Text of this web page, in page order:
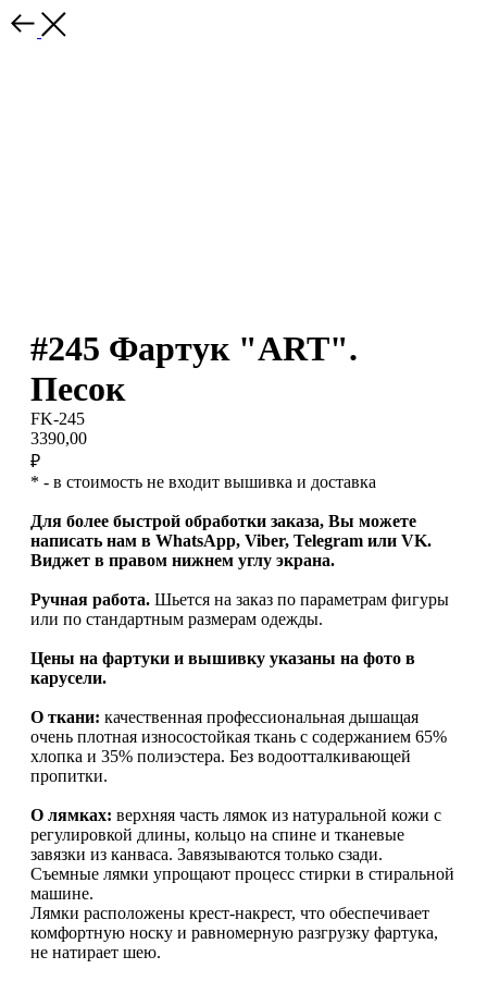
#245 Фартук "ART".
Песок
FK-245
3390,00
₽
* - в стоимость не входит вышивка и доставка
Для более быстрой обработки заказа, Вы можете
написать нам в WhatsApp, Viber, Telegram или VK.
Виджет в правом нижнем углу экрана.
Ручная работа. Шьется на заказ по параметрам фигуры
или по стандартным размерам одежды.
Цены на фартуки и вышивку указаны на фото в
карусели.
О ткани: качественная профессиональная дышащая
очень плотная износостойкая ткань с содержанием 65%
хлопка и 35% полиэстера. Без водоотталкивающей
пропитки.
О лямках: верхняя часть лямок из натуральной кожи с
регулировкой длины, кольцо на спине и тканевые
завязки из канваса. Завязываются только сзади.
Съемные лямки упрощают процесс стирки в стиральной
машине.
Лямки расположены крест-накрест, что обеспечивает
комфортную носку и равномерную разгрузку фартука,
не натирает шею.